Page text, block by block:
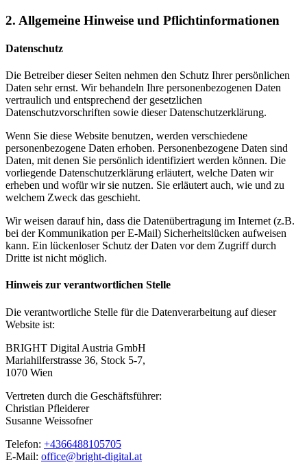
2. Allgemeine Hinweise und Pflichtinformationen
Datenschutz
Die Betreiber dieser Seiten nehmen den Schutz Ihrer persönlichen
Daten sehr ernst. Wir behandeln Ihre personenbezogenen Daten
vertraulich und entsprechend der gesetzlichen
Datenschutzvorschriften sowie dieser Datenschutzerklärung.
Wenn Sie diese Website benutzen, werden verschiedene
personenbezogene Daten erhoben. Personenbezogene Daten sind
Daten, mit denen Sie persönlich identifiziert werden können. Die
vorliegende Datenschutzerklärung erläutert, welche Daten wir
erheben und wofür wir sie nutzen. Sie erläutert auch, wie und zu
welchem Zweck das geschieht.
Wir weisen darauf hin, dass die Datenübertragung im Internet (z.B.
bei der Kommunikation per E-Mail) Sicherheitslücken aufweisen
kann. Ein lückenloser Schutz der Daten vor dem Zugriff durch
Dritte ist nicht möglich.
Hinweis zur verantwortlichen Stelle
Die verantwortliche Stelle für die Datenverarbeitung auf dieser
Website ist:
BRIGHT Digital Austria GmbH
Mariahilferstrasse 36, Stock 5-7,
1070 Wien
Vertreten durch die Geschäftsführer:
Christian Pfleiderer
Susanne Weissofner
Telefon: +4366488105705
E-Mail: office@bright-digital.at